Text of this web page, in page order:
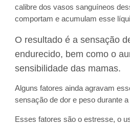
calibre dos vasos sanguíneos
comportam e acumulam esse
O resultado é a sensação
endurecido, bem como o
sensibilidade das mamas.
Alguns fatores ainda agravam
sensação de dor e peso durante
Esses fatores são o estresse, o